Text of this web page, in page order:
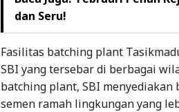
dan Seru!
Fasilitas batching plant
SBI yang tersebar di berbagai
batching plant, SBI
semen ramah lingkungan yang